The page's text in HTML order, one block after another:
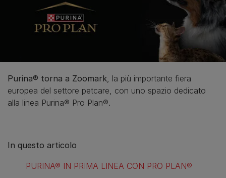
Purina® torna a Zoomark , la più importante fiera
europea del settore petcare, con uno spazio dedicato
alla linea Purina® Pro Plan®.
In questo articolo
PURINA® IN PRIMA LINEA CON PRO PLAN®